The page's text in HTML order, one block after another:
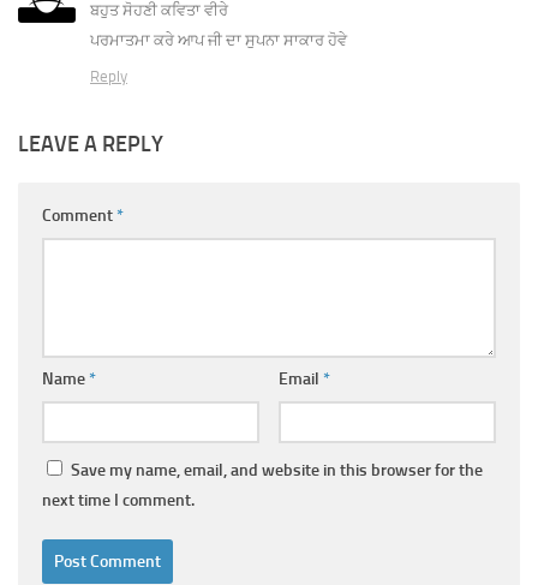
ਬਹੁਤ ਸੋਹਣੀ ਕਵਿਤਾ ਵੀਰੇ
ਪਰਮਾਤਮਾ ਕਰੇ ਆਪ ਜੀ ਦਾ ਸੁਪਨਾ ਸਾਕਾਰ ਹੋਵੇ
Reply
LEAVE A REPLY
Comment*
Name* Email *
Save my name, email, and website in this browser for the
next time I comment.